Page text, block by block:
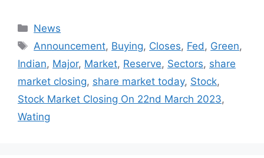
Categories
News
Tags
Announcement, Buying, Closes, Fed, Green,
Indian, Major, Market, Reserve, Sectors, share
market closing, share market today, Stock,
Stock Market Closing On 22nd March 2023,
Wating